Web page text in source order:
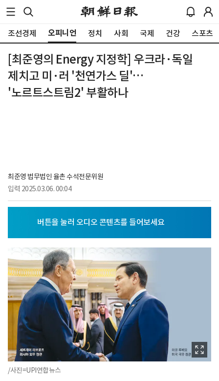
조선경제 오피니언 정치 사회 국제 건강 스포츠
[최준영의 Energy 지정학] 우크라·독일
제치고 미·러 '천연가스 딜'…
'노르트스트림2' 부활하나
최준영 법무법인 율촌 수석전문위원
입력 2025.03.06. 00:04
/사진=UPI연합뉴스